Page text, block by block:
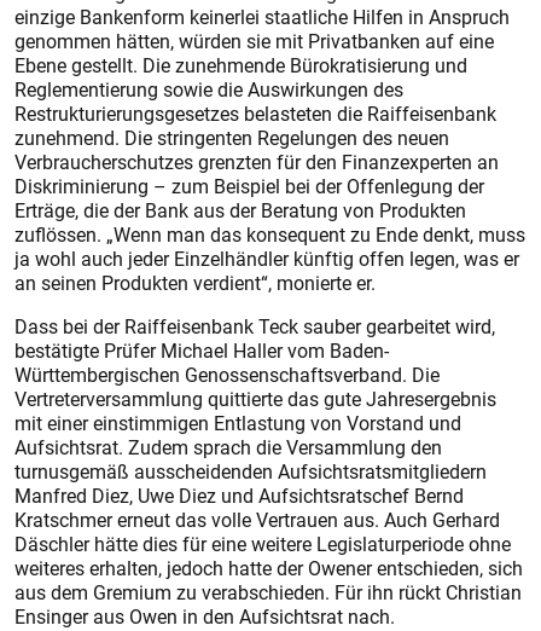
einzige Bankenform keinerlei staatliche Hilfen in Anspruch
genommen hätten, würden sie mit Privatbanken auf eine
Ebene gestellt. Die zunehmende Bürokratisierung und
Reglementierung sowie die Auswirkungen des
Restrukturierungsgesetzes belasteten die Raiffeisenbank
zunehmend. Die stringenten Regelungen des neuen
Verbraucherschutzes grenzten für den Finanzexperten an
Diskriminierung – zum Beispiel bei der Offenlegung der
Erträge, die der Bank aus der Beratung von Produkten
zuflössen. „Wenn man das konsequent zu Ende denkt, muss
ja wohl auch jeder Einzelhändler künftig offen legen, was er
an seinen Produkten verdient“, monierte er.
Dass bei der Raiffeisenbank Teck sauber gearbeitet wird,
bestätigte Prüfer Michael Haller vom Baden-
Württembergischen Genossenschaftsverband. Die
Vertreterversammlung quittierte das gute Jahresergebnis
mit einer einstimmigen Entlastung von Vorstand und
Aufsichtsrat. Zudem sprach die Versammlung den
turnusgemäß ausscheidenden Aufsichtsratsmitgliedern
Manfred Diez, Uwe Diez und Aufsichtsratschef Bernd
Kratschmer erneut das volle Vertrauen aus. Auch Gerhard
Däschler hätte dies für eine weitere Legislaturperiode ohne
weiteres erhalten, jedoch hatte der Owener entschieden, sich
aus dem Gremium zu verabschieden. Für ihn rückt Christian
Ensinger aus Owen in den Aufsichtsrat nach.